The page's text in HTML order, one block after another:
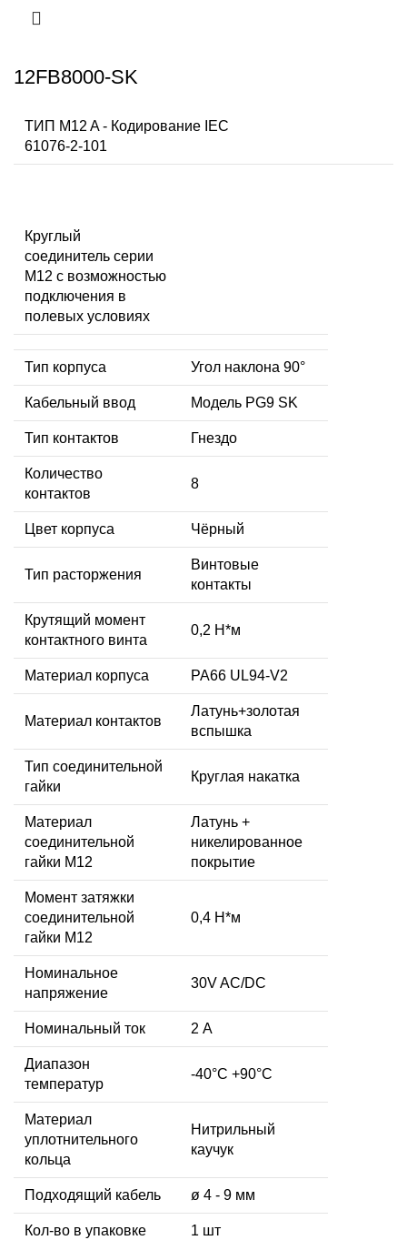
12FB8000-SK
ТИП M12 A - Кодирование IEC
61076-2-101
Круглый
соединитель серии
M12 с возможностью
подключения в
полевых условиях
Тип корпуса Угол наклона 90°
Кабельный ввод Модель PG9 SK
Тип контактов Гнездо
Количество
контактов
8
Цвет корпуса Чёрный
Тип расторжения
Винтовые
контакты
Крутящий момент
контактного винта
0,2 Н*м
Материал корпуса PA66 UL94-V2
Материал контактов
Латунь+золотая
вспышка
Тип соединительной
гайки
Круглая накатка
Материал
соединительной
гайки M12
Латунь +
никелированное
покрытие
Момент затяжки
соединительной
гайки M12
0,4 Н*м
Номинальное
напряжение
30V AC/DC
Номинальный ток 2 А
Диапазон
температур
-40°C +90°C
Материал
уплотнительного
кольца
Нитрильный
каучук
Подходящий кабель ø 4 - 9 мм
Кол-во в упаковке 1 шт